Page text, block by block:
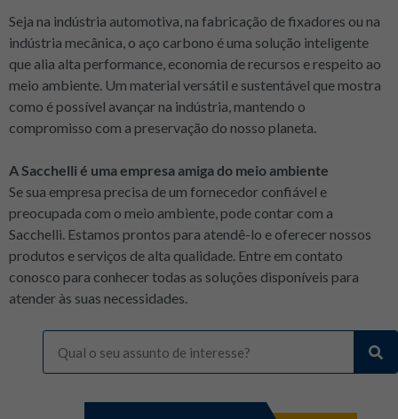
Seja na indústria automotiva, na fabricação de fixadores ou na
indústria mecânica, o aço carbono é uma solução inteligente
que alia alta performance, economia de recursos e respeito ao
meio ambiente. Um material versátil e sustentável que mostra
como é possível avançar na indústria, mantendo o
compromisso com a preservação do nosso planeta.
A Sacchelli é uma empresa amiga do meio ambiente
Se sua empresa precisa de um fornecedor confiável e
preocupada com o meio ambiente, pode contar com a
Sacchelli. Estamos prontos para atendê-lo e oferecer nossos
produtos e serviços de alta qualidade. Entre em contato
conosco para conhecer todas as soluções disponíveis para
atender às suas necessidades.